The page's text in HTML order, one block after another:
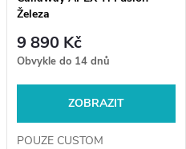
Železa
9 890 Kč
Obvykle do 14 dnů
ZOBRAZIT
POUZE CUSTOM